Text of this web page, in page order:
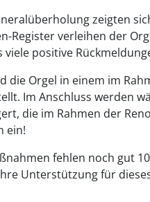
zeigten
Register verleihen der
positive
die Orgel in einem im
Im Anschluss werden
die im Rahmen der
ein!
fehlen noch gut
Unterstützung für